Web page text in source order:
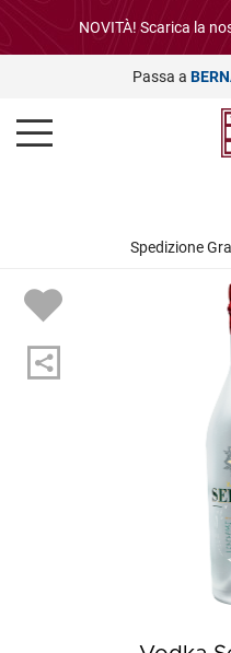
NOVITÀ! Scarica la
Passa a
Spedizione